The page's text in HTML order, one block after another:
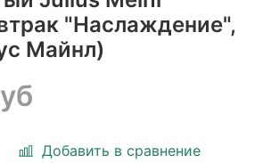
"Наслаждение",
Майнл)
Добавить в сравнение